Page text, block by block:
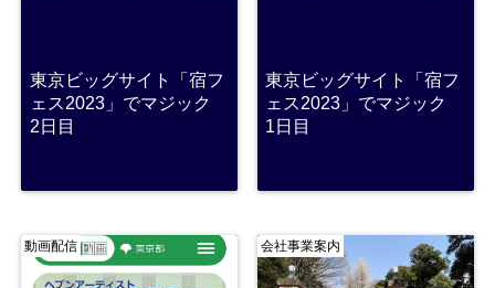
東京ビッグサイト「宿フ
ェス2023」でマジック
2日目
東京ビッグサイト「宿フ
ェス2023」でマジック
1日目
動画配信 会社事業案内